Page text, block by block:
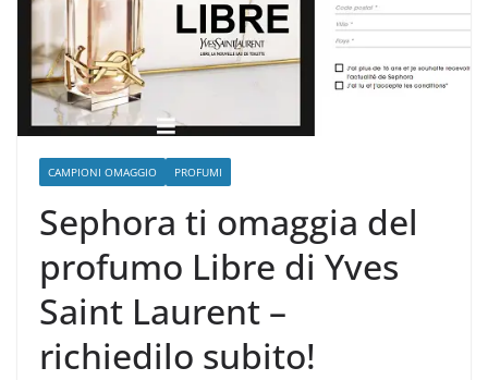
CAMPIONI OMAGGIO PROFUMI
Sephora ti omaggia del
profumo Libre di Yves
Saint Laurent –
richiedilo subito!